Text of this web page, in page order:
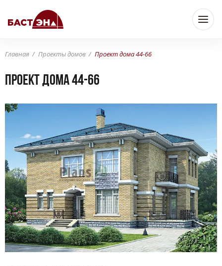
Главная Проекты домов Проект дома 44-66
Проект дома 44-66